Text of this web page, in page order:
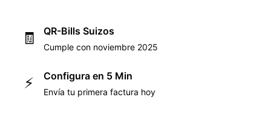
🧾 QR-Bills Suizos
Cumple con noviembre 2025
⚡ Configura en 5 Min
Envía tu primera factura hoy